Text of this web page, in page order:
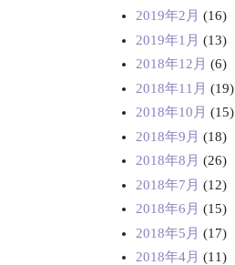
2019年2月 (16)
2019年1月 (13)
2018年12月 (6)
2018年11月 (19)
2018年10月 (15)
2018年9月 (18)
2018年8月 (26)
2018年7月 (12)
2018年6月 (15)
2018年5月 (17)
2018年4月 (11)